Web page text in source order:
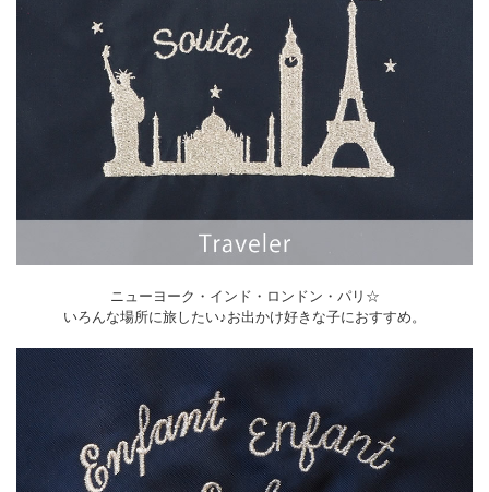
ニューヨーク・インド・ロンドン・パリ☆
いろんな場所に旅したい♪お出かけ好きな子におすすめ。